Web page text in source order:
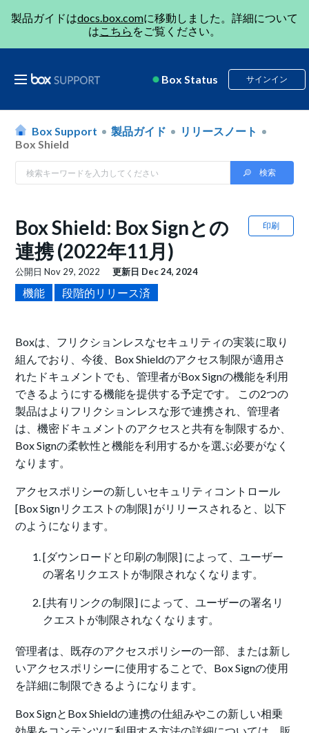
製品ガイドはdocs.box.comに移動しました。詳細について
はこちら をご覧ください。
Box Status サインイン
Box Support 製品ガイド
リリースノート
Box Shield
印刷
Box Shield: Box Signとの
連携 (2022年11月)
公開日Nov 29, 2022 更新日 Dec 24, 2024
機能 段階的リリース済
Boxは、フリクションレスなセキュリティの実装に取り
組んでおり、今後、Box Shieldのアクセス制限が適用さ
れたドキュメントでも、管理者がBox Signの機能を利用
できるようにする機能を提供する予定です。 この2つの
製品はよりフリクションレスな形で連携され、管理者
は、機密ドキュメントのアクセスと共有を制限するか、
Box Signの柔軟性と機能を利用するかを選ぶ必要がなく
なります。
アクセスポリシーの新しいセキュリティコントロール
[Box Signリクエストの制限] がリリースされると、以下
のようになります。
[ダウンロードと印刷の制限] によって、ユーザー
の署名リクエストが制限されなくなります。
[共有リンクの制限] によって、ユーザーの署名リ
クエストが制限されなくなります。
管理者は、既存のアクセスポリシーの一部、または新し
いアクセスポリシーに使用することで、Box Signの使用
を詳細に制限できるようになります。
Box SignとBox Shieldの連携の仕組みやこの新しい相乗